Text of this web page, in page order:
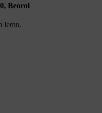
Beorol
lemn.